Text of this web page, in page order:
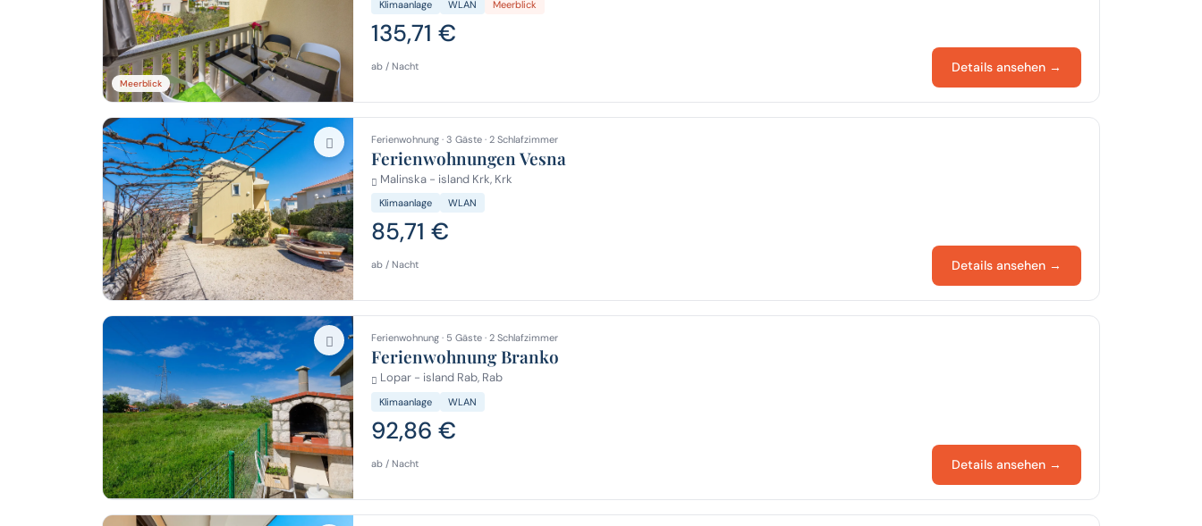
Meerblick
Klimaanlage WLAN Meerblick
135,71 €
ab / Nacht Details ansehen →
Ferienwohnung · 3 Gäste · 2 Schlafzimmer
Ferienwohnungen Vesna
Malinska - island Krk, Krk
Klimaanlage WLAN
85,71 €
ab / Nacht Details ansehen →
Ferienwohnung · 5 Gäste · 2 Schlafzimmer
Ferienwohnung Branko
Lopar - island Rab, Rab
Klimaanlage WLAN
92,86 €
ab / Nacht Details ansehen →